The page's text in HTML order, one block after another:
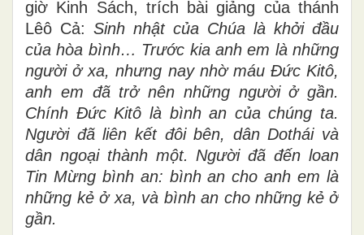
thờ phượng Chúa, để toàn thể nhân loại
được cứu độ, như trong bài đọc hai của
giờ Kinh Sách, trích bài giảng của thánh
Lêô Cả:Sinh nhật của Chúa là khởi đầu
của hòa bình… Trước kia anh em là những
người ở xa, nhưng nay nhờ máu Đức Kitô,
anh em đã trở nên những người ở gần.
Chính Đức Kitô là bình an của chúng ta.
Người đã liên kết đôi bên, dân Dothái và
dân ngoại thành một. Người đã đến loan
Tin Mừng bình an: bình an cho anh em là